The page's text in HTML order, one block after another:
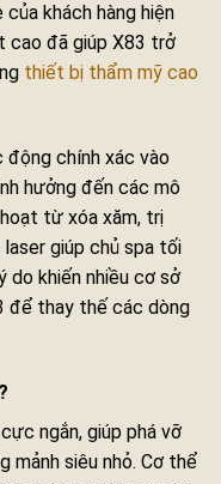
khách hàng hiện
cao đã giúp X83 trở
thiết bị thẩm mỹ cao
động chính xác vào
hưởng đến các mô
hoạt từ xóa xăm, trị
giúp chủ spa tối
do khiến nhiều cơ sở
để thay thế các dòng
ngắn, giúp phá vỡ
mảnh siêu nhỏ. Cơ thể